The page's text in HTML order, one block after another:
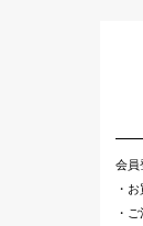
会員
・
・